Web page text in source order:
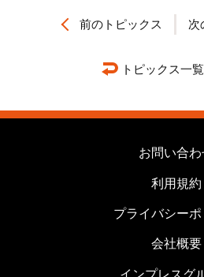
前のトピックス 次
トピックス一
お問い合わ
利用規約
プライバシー
会社概要
インプレスグ